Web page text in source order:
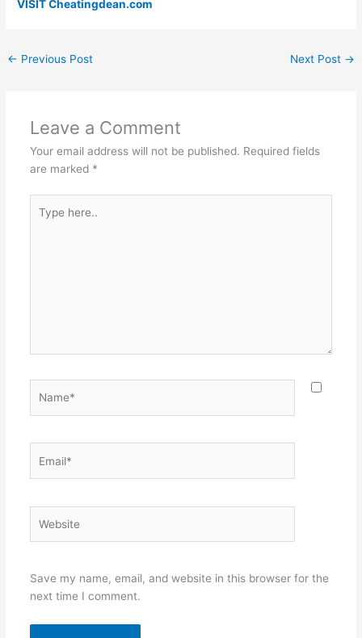
VISIT Cheatingdean.com
← Previous Post Next Post →
Leave a Comment
Your email address will not be published. Required fields
are marked *
here..
Save my name, email, and website in this browser for the
next time I comment.